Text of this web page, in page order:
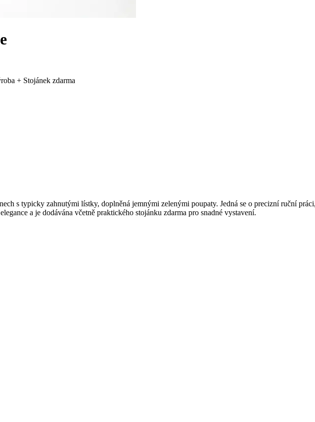
+ Stojánek zdarma
s typicky zahnutými lístky, doplněná jemnými zelenými poupaty. Jedná se o precizní ruční
a je dodávána včetně praktického stojánku zdarma pro snadné vystavení.